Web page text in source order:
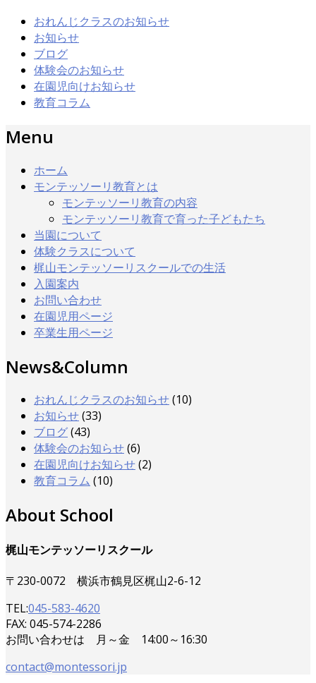
おれんじクラスのお知らせ
お知らせ
ブログ
体験会のお知らせ
在園児向けお知らせ
教育コラム
Menu
ホーム
モンテッソーリ教育とは
モンテッソーリ教育の内容
モンテッソーリ教育で育った子どもたち
当園について
体験クラスについて
梶山モンテッソーリスクールでの生活
入園案内
お問い合わせ
在園児用ページ
卒業生用ページ
News&Column
おれんじクラスのお知らせ(10)
お知らせ(33)
ブログ(43)
体験会のお知らせ(6)
在園児向けお知らせ(2)
教育コラム (10)
About School
梶山モンテッソーリスクール
〒230-0072 横浜市鶴見区梶山2-6-12
TEL:045-583-4620
FAX: 045-574-2286
お問い合わせは 月～金 14:00～16:30
contact@montessori.jp